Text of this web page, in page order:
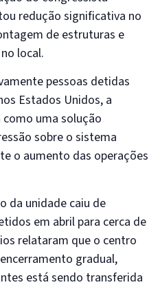
redução significativa no
de estruturas e
local.
pessoas detidas
Estados Unidos, a
uma solução
sobre o sistema
o aumento das operações
da unidade caiu de
em abril para cerca de
relataram que o centro
gradual,
está sendo transferida